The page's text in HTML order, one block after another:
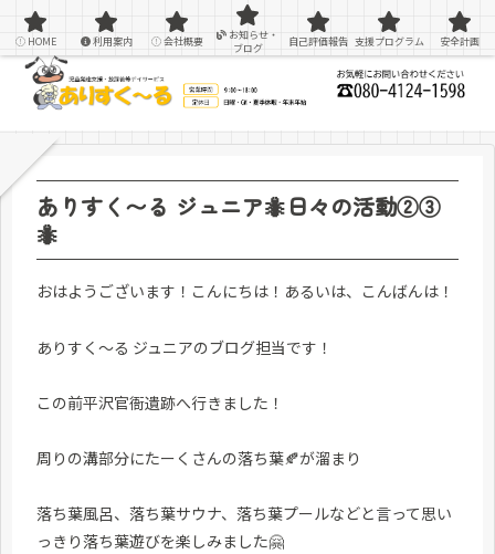
感覚統合療法を用いた療育＆支援
ありすく〜る ジュニア🐜日々の活動②③
🐜
おはようございます！こんにちは！あるいは、こんばんは！
ありすく～る ジュニアのブログ担当です！
この前平沢官衙遺跡へ行きました！
周りの溝部分にたーくさんの落ち葉🍂が溜まり
落ち葉風呂、落ち葉サウナ、落ち葉プールなどと言って思い
っきり落ち葉遊びを楽しみました🤗
HOME 利用案内 会社概要
お知らせ・
ブログ
自己評価報告 支援プログラム 安全計画